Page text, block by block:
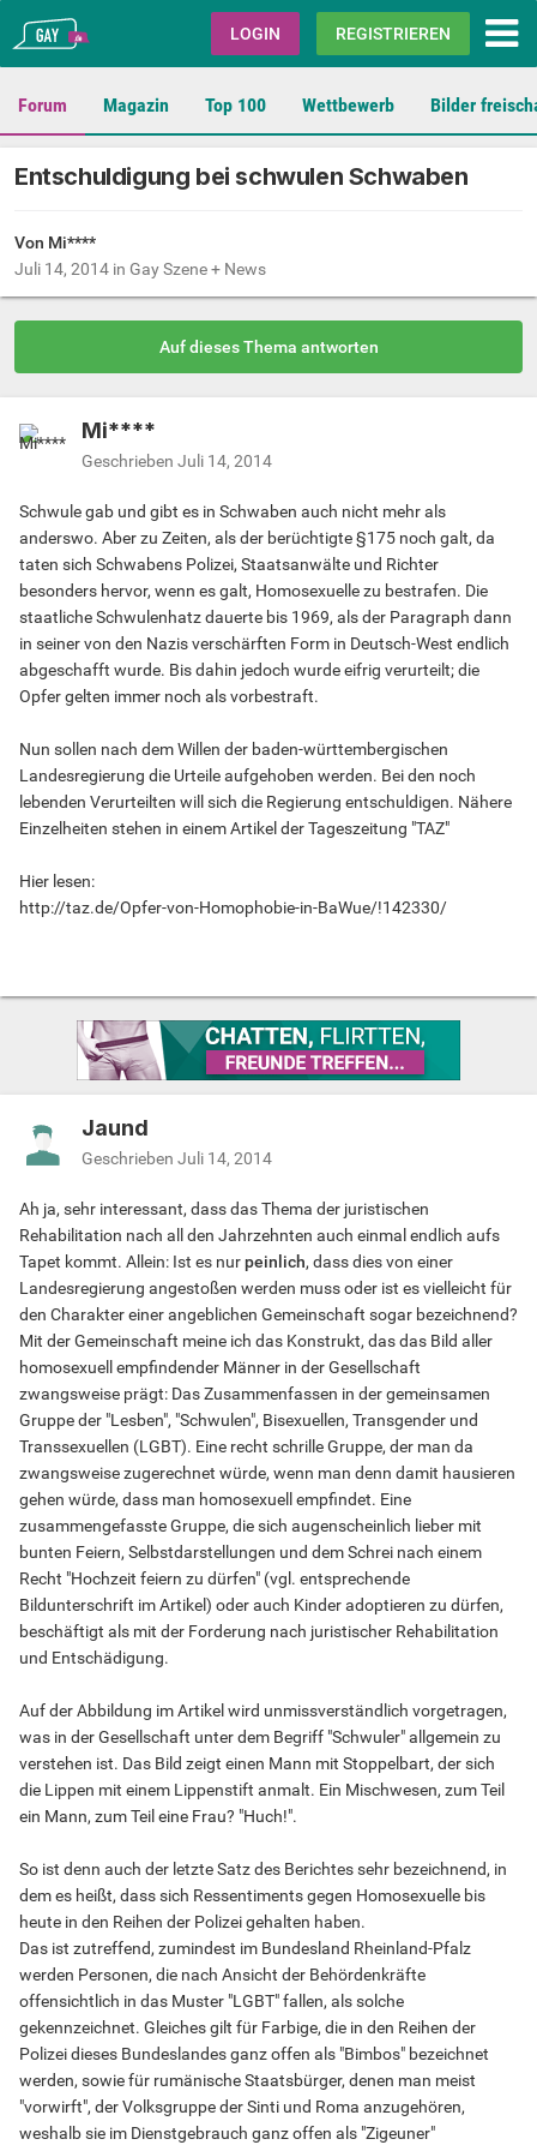
Gay.de LOGIN REGISTRIEREN
Forum Magazin Top 100 Wettbewerb Bilder
Entschuldigung bei schwulen Schwaben
Von Mi****
Juli 14, 2014 in Gay Szene + News
Auf dieses Thema antworten
Mi****
Geschrieben Juli 14, 2014
Schwule gab und gibt es in Schwaben auch nicht mehr als
anderswo. Aber zu Zeiten, als der berüchtigte §175 noch galt, da
taten sich Schwabens Polizei, Staatsanwälte und Richter
besonders hervor, wenn es galt, Homosexuelle zu bestrafen. Die
staatliche Schwulenhatz dauerte bis 1969, als der Paragraph dann
in seiner von den Nazis verschärften Form in Deutsch-West endlich
abgeschafft wurde. Bis dahin jedoch wurde eifrig verurteilt; die
Opfer gelten immer noch als vorbestraft.
Nun sollen nach dem Willen der baden-württembergischen
Landesregierung die Urteile aufgehoben werden. Bei den noch
lebenden Verurteilten will sich die Regierung entschuldigen. Nähere
Einzelheiten stehen in einem Artikel der Tageszeitung "TAZ"
Hier lesen:
http://taz.de/Opfer-von-Homophobie-in-BaWue/!142330/
Jaund
Geschrieben Juli 14, 2014
Ah ja, sehr interessant, dass das Thema der juristischen
Rehabilitation nach all den Jahrzehnten auch einmal endlich aufs
Tapet kommt. Allein: Ist es nurpeinlich, dass dies von einer
Landesregierung angestoßen werden muss oder ist es vielleicht für
den Charakter einer angeblichen Gemeinschaft sogar bezeichnend?
Mit der Gemeinschaft meine ich das Konstrukt, das das Bild aller
homosexuell empfindender Männer in der Gesellschaft
zwangsweise prägt: Das Zusammenfassen in der gemeinsamen
Gruppe der "Lesben", "Schwulen", Bisexuellen, Transgender und
Transsexuellen (LGBT). Eine recht schrille Gruppe, der man da
zwangsweise zugerechnet würde, wenn man denn damit hausieren
gehen würde, dass man homosexuell empfindet. Eine
zusammengefasste Gruppe, die sich augenscheinlich lieber mit
bunten Feiern, Selbstdarstellungen und dem Schrei nach einem
Recht "Hochzeit feiern zu dürfen" (vgl. entsprechende
Bildunterschrift im Artikel) oder auch Kinder adoptieren zu dürfen,
beschäftigt als mit der Forderung nach juristischer Rehabilitation
und Entschädigung.
Auf der Abbildung im Artikel wird unmissverständlich vorgetragen,
was in der Gesellschaft unter dem Begriff "Schwuler" allgemein zu
verstehen ist. Das Bild zeigt einen Mann mit Stoppelbart, der sich
die Lippen mit einem Lippenstift anmalt. Ein Mischwesen, zum Teil
ein Mann, zum Teil eine Frau? "Huch!".
So ist denn auch der letzte Satz des Berichtes sehr bezeichnend, in
dem es heißt, dass sich Ressentiments gegen Homosexuelle bis
heute in den Reihen der Polizei gehalten haben.
Das ist zutreffend, zumindest im Bundesland Rheinland-Pfalz
werden Personen, die nach Ansicht der Behördenkräfte
offensichtlich in das Muster "LGBT" fallen, als solche
gekennzeichnet. Gleiches gilt für Farbige, die in den Reihen der
Polizei dieses Bundeslandes ganz offen als "Bimbos" bezeichnet
werden, sowie für rumänische Staatsbürger, denen man meist
"vorwirft", der Volksgruppe der Sinti und Roma anzugehören,
weshalb sie im Dienstgebrauch ganz offen als "Zigeuner"